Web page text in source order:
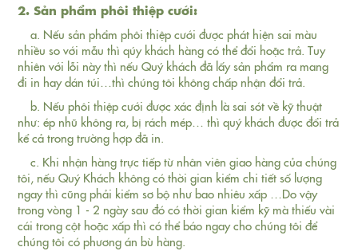
2. Sản phẩm phôi thiệp cưới:
a. Nếu sản phẩm phôi thiệp cưới được phát hiện sai màu
nhiều so với mẫu thì qúy khách hàng có thể đổi hoặc trả. Tuy
nhiên với lỗi này thì nếu Quý khách đã lấy sản phẩm ra mang
đi in hay dán túi…thì chúng tôi không chấp nhận đổi trả.
b. Nếu phôi thiệp cưới được xác định là sai sót về kỹ thuật
như: ép nhũ không ra, bị rách mép… thì quý khách được đổi trả
kể cả trong trường hợp đã in.
c. Khi nhận hàng trực tiếp từ nhân viên giao hàng của chúng
tôi, nếu Quý Khách không có thời gian kiểm chi tiết số lượng
ngay thì cũng phải kiểm sơ bộ như bao nhiêu xấp …Do vậy
trong vòng 1 - 2 ngày sau đó có thời gian kiểm kỹ mà thiếu vài
cái trong cột hoặc xấp thì có thể báo ngay cho chúng tôi để
chúng tôi có phương án bù hàng.